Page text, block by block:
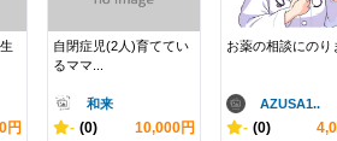
円
自閉症児(2人)育ててい
るママ...
和来
- (0) 10,000円
お薬の相談にのり
AZUSA1..
- (0)